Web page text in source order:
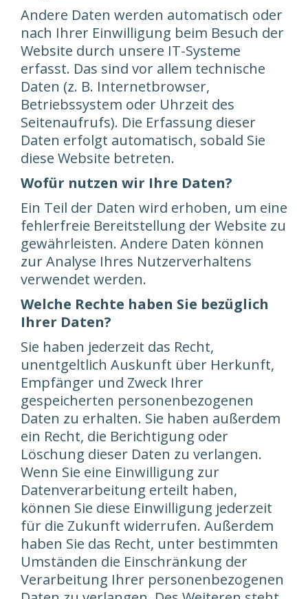
Andere Daten werden automatisch oder
nach Ihrer Einwilligung beim Besuch der
Website durch unsere IT-Systeme
erfasst. Das sind vor allem technische
Daten (z. B. Internetbrowser,
Betriebssystem oder Uhrzeit des
Seitenaufrufs). Die Erfassung dieser
Daten erfolgt automatisch, sobald Sie
diese Website betreten.
Wofür nutzen wir Ihre Daten?
Ein Teil der Daten wird erhoben, um eine
fehlerfreie Bereitstellung der Website zu
gewährleisten. Andere Daten können
zur Analyse Ihres Nutzerverhaltens
verwendet werden.
Welche Rechte haben Sie bezüglich
Ihrer Daten?
Sie haben jederzeit das Recht,
unentgeltlich Auskunft über Herkunft,
Empfänger und Zweck Ihrer
gespeicherten personenbezogenen
Daten zu erhalten. Sie haben außerdem
ein Recht, die Berichtigung oder
Löschung dieser Daten zu verlangen.
Wenn Sie eine Einwilligung zur
Datenverarbeitung erteilt haben,
können Sie diese Einwilligung jederzeit
für die Zukunft widerrufen. Außerdem
haben Sie das Recht, unter bestimmten
Umständen die Einschränkung der
Verarbeitung Ihrer personenbezogenen